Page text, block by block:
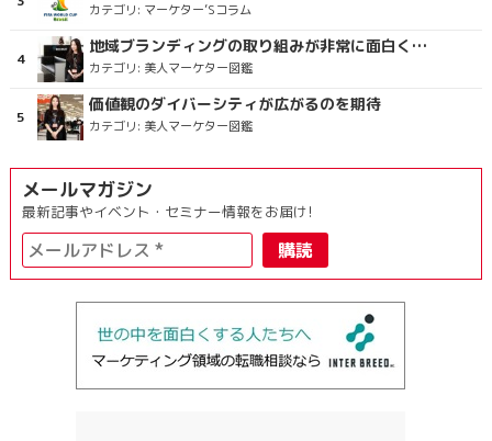
カテゴリ: マーケター’Sコラム
地域ブランディングの取り組みが非常に面白く注目しています
カテゴリ: 美人マーケター図鑑
価値観のダイバーシティが広がるのを期待
カテゴリ: 美人マーケター図鑑
メールマガジン
最新記事やイベント・セミナー情報をお届け!